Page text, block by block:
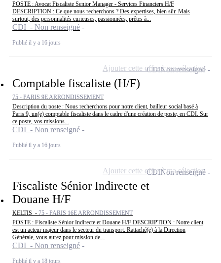
POSTE : Avocat Fiscaliste Senior Manager - Services Financiers H/F
DESCRIPTION : Ce que nous recherchons ? Des expertises, bien sûr. Mais
surtout, des personnalités curieuses, passionnées, prêtes à...
CDI - Non renseigné
Publié il y a 16 jours
Comptable fiscaliste (H/F)
75 - PARIS 9E ARRONDISSEMENT
Description du poste : Nous recherchons pour notre client, bailleur social basé à
Paris 9, un(e) comptable fiscaliste dans le cadre d'une création de poste, en CDI. Sur
ce poste, vos missions...
CDI - Non renseigné
Publié il y a 16 jours
CDINon renseigné
Ajouter cette offre à ma sélection
Fiscaliste Sénior Indirecte et
Douane H/F
KELTIS - 75 - PARIS 16E ARRONDISSEMENT
POSTE : Fiscaliste Sénior Indirecte et Douane H/F DESCRIPTION : Notre client
est un acteur majeur dans le secteur du transport. Rattaché(e) à la Direction
Générale, vous aurez pour mission de...
CDI - Non renseigné
Publié il y a 18 jours
CDINon renseigné
Ajouter cette offre à ma sélection